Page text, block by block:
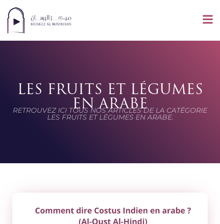
LES FRUITS ET LÉGUMES
EN ARABE
RETROUVEZ ICI TOUS NOS ARTICLES DE LA CATÉGORIE
LES FRUITS ET LÉGUMES EN ARABE.